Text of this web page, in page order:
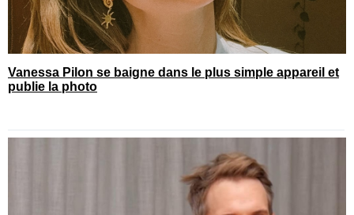
Vanessa Pilon se baigne dans le plus simple appareil et
publie la photo